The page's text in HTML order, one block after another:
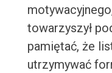
towarzyszył
pamiętać, że
utrzymywać